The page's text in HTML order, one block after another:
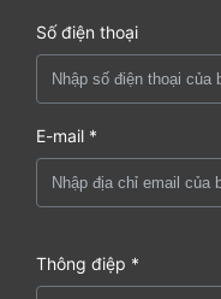
Số điện thoại
E-mail *
Thông điệp *